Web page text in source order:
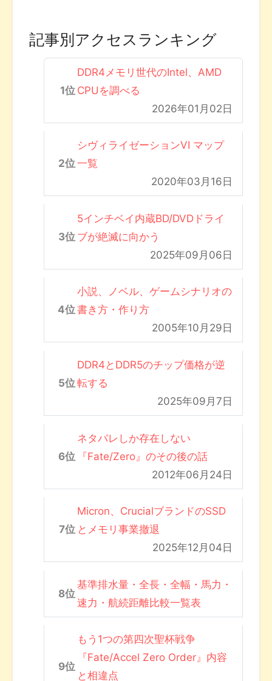
記事別アクセスランキング
DDR4メモリ世代のIntel、AMD
CPUを調べる
2026年01月02日
シヴィライゼーションVI マップ
一覧
2020年03月16日
5インチベイ内蔵BD/DVDドライ
ブが絶滅に向かう
2025年09月06日
小説、ノベル、ゲームシナリオの
書き方・作り方
2005年10月29日
DDR4とDDR5のチップ価格が逆
転する
2025年09月7日
ネタバレしか存在しない
『Fate/Zero』のその後の話
2012年06月24日
Micron、CrucialブランドのSSD
とメモリ事業撤退
2025年12月04日
基準排水量・全長・全幅・馬力・
速力・航続距離比較一覧表
もう1つの第四次聖杯戦争
『Fate/Accel Zero Order』内容
と相違点